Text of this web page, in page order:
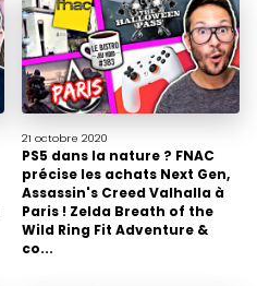
21 octobre 2020
PS5 dans la nature ? FNAC
précise les achats Next Gen,
Assassin's Creed Valhalla à
Paris ! Zelda Breath of the
Wild Ring Fit Adventure &
co...